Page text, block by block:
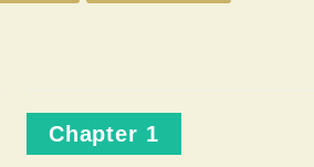
Chapter 1